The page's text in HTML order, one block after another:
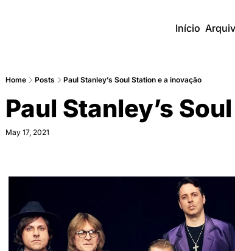
Início
Home Posts Paul Stanley’s Soul Station e a inovação
Paul Stanley’s
May 17, 2021